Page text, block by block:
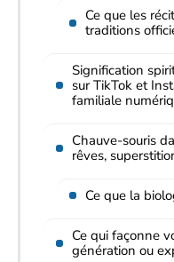
Ce que les
traditions
Signification
sur TikTok et
familiale
Chauve-souris
rêves,
Ce que la
Ce qui façonne
génération ou